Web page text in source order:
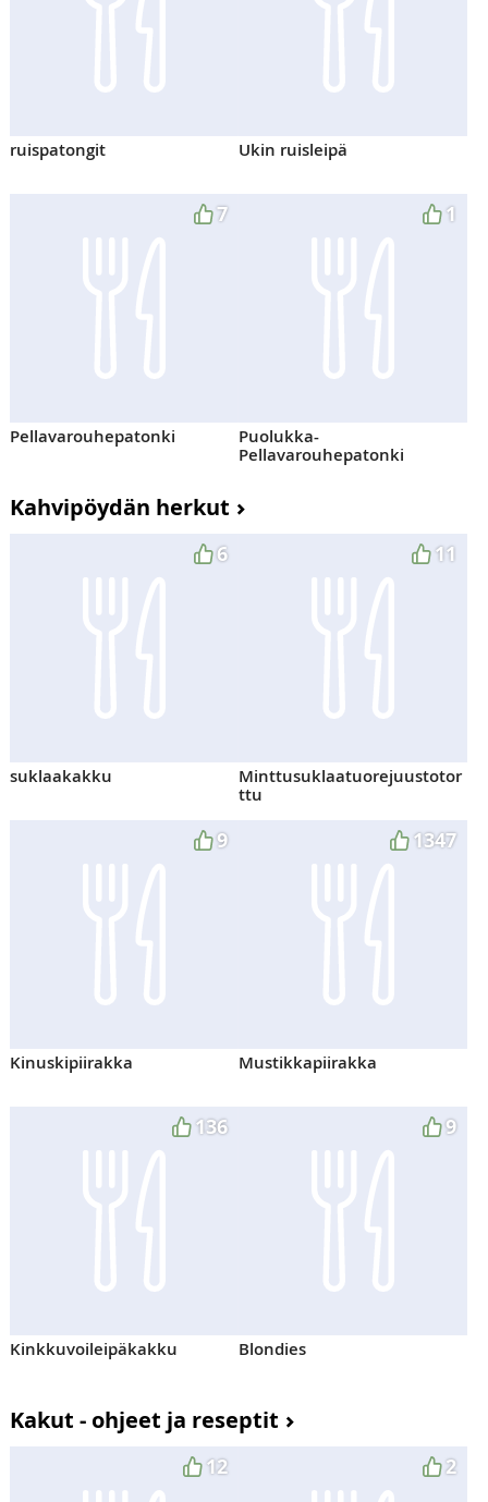
ruispatongit Ukin ruisleipä
7
Pellavarouhepatonki
1
Puolukka-
Pellavarouhepatonki
Kahvipöydän herkut
6
suklaakakku
11
Minttusuklaatuorejuustotor
ttu
9
Kinuskipiirakka
1347
Mustikkapiirakka
136
Kinkkuvoileipäkakku
9
Blondies
Kakut - ohjeet ja reseptit
12 2